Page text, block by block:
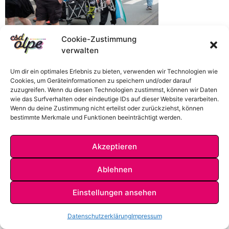
Cookie-Zustimmung
verwalten
Um dir ein optimales Erlebnis zu bieten, verwenden wir Technologien wie
Cookies, um Geräteinformationen zu speichern und/oder darauf
zuzugreifen. Wenn du diesen Technologien zustimmst, können wir Daten
wie das Surfverhalten oder eindeutige IDs auf dieser Website verarbeiten.
Wenn du deine Zustimmung nicht erteilst oder zurückziehst, können
bestimmte Merkmale und Funktionen beeinträchtigt werden.
Akzeptieren
Ablehnen
Einstellungen ansehen
DatenschutzerklärungImpressum
DATENSCHUTZKONTAKT